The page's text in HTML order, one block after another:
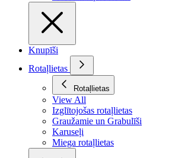
Knupīši
Rotaļlietas
Rotaļlietas
View All
Izglītojošas rotaļlietas
Graužamie un Grabulīši
Karuseļi
Miega rotaļlietas